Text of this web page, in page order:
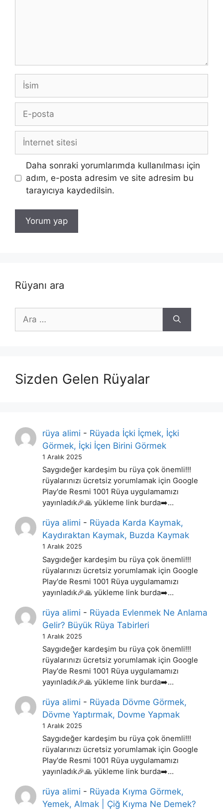
İsim
posta
İnternet
sitesi
Daha sonraki yorumlarımda kullanılması için
adım, e-posta adresim ve site adresim bu
tarayıcıya kaydedilsin.
Rüyanı ara
için
Sizden Gelen Rüyalar
rüya alimi - Rüyada İçki İçmek, İçki
Görmek, İçki İçen Birini Görmek
1 Aralık 2025
Saygıdeğer kardeşim bu rüya çok önemli!!!
rüyalarınızı ücretsiz yorumlamak için Google
Play'de Resmi 1001 Rüya uygulamamızı
yayınladık🎉🙏 yükleme link burda➡️…
rüya alimi - Rüyada Karda Kaymak,
Kaydıraktan Kaymak, Buzda Kaymak
1 Aralık 2025
Saygıdeğer kardeşim bu rüya çok önemli!!!
rüyalarınızı ücretsiz yorumlamak için Google
Play'de Resmi 1001 Rüya uygulamamızı
yayınladık🎉🙏 yükleme link burda➡️…
rüya alimi - Rüyada Evlenmek Ne Anlama
Gelir? Büyük Rüya Tabirleri
1 Aralık 2025
Saygıdeğer kardeşim bu rüya çok önemli!!!
rüyalarınızı ücretsiz yorumlamak için Google
Play'de Resmi 1001 Rüya uygulamamızı
yayınladık🎉🙏 yükleme link burda➡️…
rüya alimi - Rüyada Dövme Görmek,
Dövme Yaptırmak, Dovme Yapmak
1 Aralık 2025
Saygıdeğer kardeşim bu rüya çok önemli!!!
rüyalarınızı ücretsiz yorumlamak için Google
Play'de Resmi 1001 Rüya uygulamamızı
yayınladık🎉🙏 yükleme link burda➡️…
rüya alimi - Rüyada Kıyma Görmek,
Yemek, Almak | Çiğ Kıyma Ne Demek?